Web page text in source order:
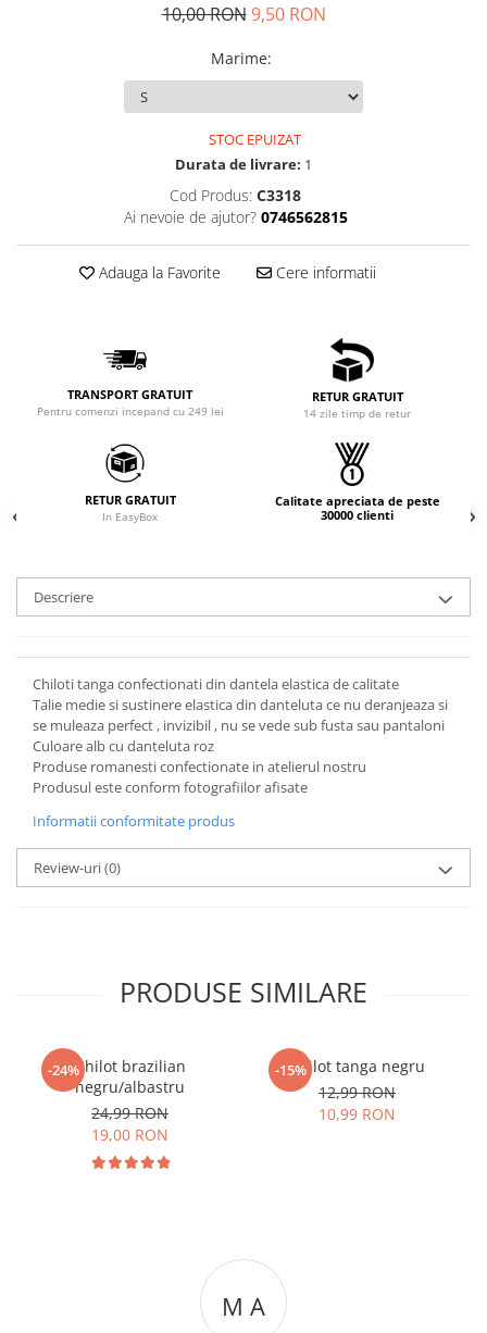
10,00 RON 9,50 RON
Marime:
STOC EPUIZAT
Durata de livrare: 1
Cod Produs: C3318
Ai nevoie de ajutor? 0746562815
Adauga la Favorite Cere informatii
TRANSPORT GRATUIT
Pentru comenzi incepand cu 249 lei
RETUR GRATUIT
14 zile timp de retur
RETUR GRATUIT
In EasyBox
Calitate apreciata de peste
30000 clienti
Descriere
Chiloti tanga confectionati din dantela elastica de calitate
Talie medie si sustinere elastica din danteluta ce nu deranjeaza si
se muleaza perfect , invizibil , nu se vede sub fusta sau pantaloni
Culoare alb cu danteluta roz
Produse romanesti confectionate in atelierul nostru
Produsul este conform fotografiilor afisate
Informatii conformitate produs
Review-uri(0)
PRODUSE SIMILARE
-24%Chilot brazilian
negru/albastru
24,99 RON
19,00 RON
-15%Chilot tanga negru
12,99 RON
10,99 RON
M A